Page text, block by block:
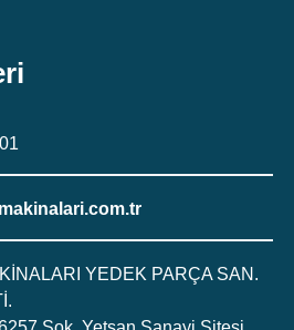
YEDEK PARÇA SAN.